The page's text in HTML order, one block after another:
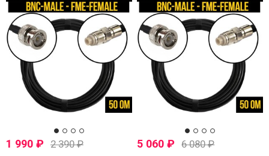
1 990 ₽ 2 390₽ 5 060₽ 6 080₽